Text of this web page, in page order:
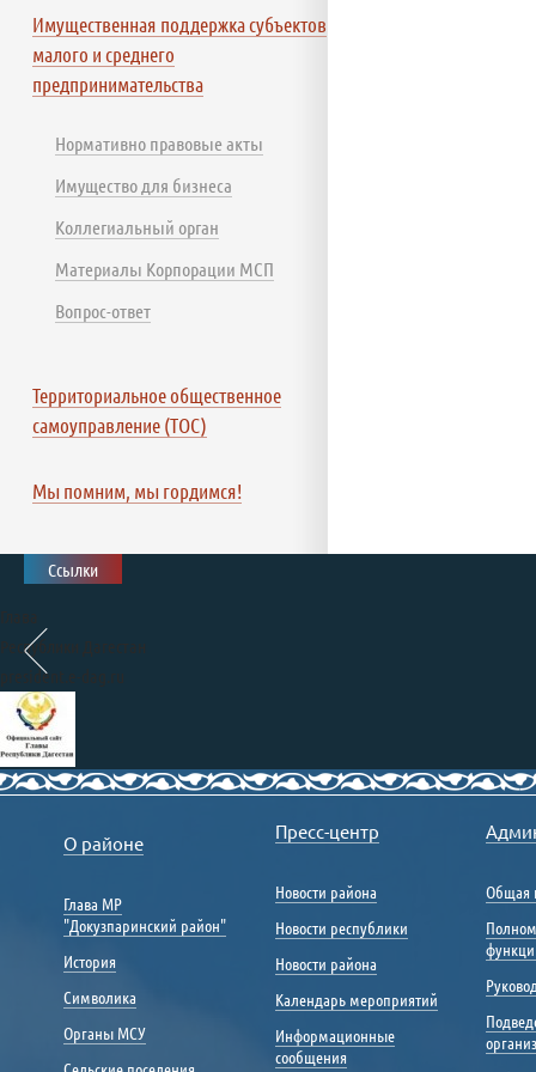
Имущественная поддержка субъектов
малого и среднего
предпринимательства
Нормативно правовые акты
Имущество для бизнеса
Коллегиальный орган
Материалы Корпорации МСП
Вопрос-ответ
Территориальное общественное
самоуправление (ТОС)
Мы помним, мы гордимся!
Ссылки
Республики Дагестан
president.e-dag.ru
Правительство
www.e-dag.ru
Единый портал государственных
и муниципальных услуг
gosuslugi.ru
Портал «Общественный
nadzor.e-dag.ru
Портал управления
общественными финансами
О районе
Глава МР
"Докузпаринский район"
История
Символика
Органы МСУ
Пресс-центр
Новости района
Новости республики
Новости района
Календарь мероприятий
Информационные
сообщения
Общая